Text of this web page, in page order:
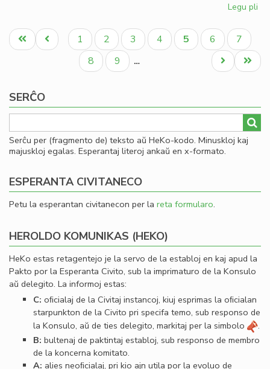
Legu pli
de
Pagination
Unua
paĝo
Antaŭa
paĝo
Paĝo
1 Paĝo
2 Paĝo
3 Paĝo
4
Aktuala
paĝo
5 Paĝo
6 Paĝo
7
Paĝo
8 Paĝo
9 …
Last
page
Next
page
SERĈO
Serĉu per (fragmento de) teksto aŭ HeKo-kodo. Minuskloj kaj
majuskloj egalas. Esperantaj literoj ankaŭ en x-formato.
ESPERANTA CIVITANECO
Petu la esperantan civitanecon per la reta formularo.
HEROLDO KOMUNIKAS (HEKO)
HeKo estas retagentejo je la servo de la establoj en kaj apud la
Pakto por la Esperanta Civito, sub la imprimaturo de la Konsulo
aŭ delegito. La informoj estas:
C: oﬁcialaj de la Civitaj instancoj, kiuj esprimas la oﬁcialan
starpunkton de la Civito pri specifa temo, sub responso de
la Konsulo, aŭ de ties delegito, markitaj per la simbolo
.
B: bultenaj de paktintaj establoj, sub responso de membro
de la koncerna komitato.
A: alies neoﬁcialaj, pri kio ajn utila por la evoluo de